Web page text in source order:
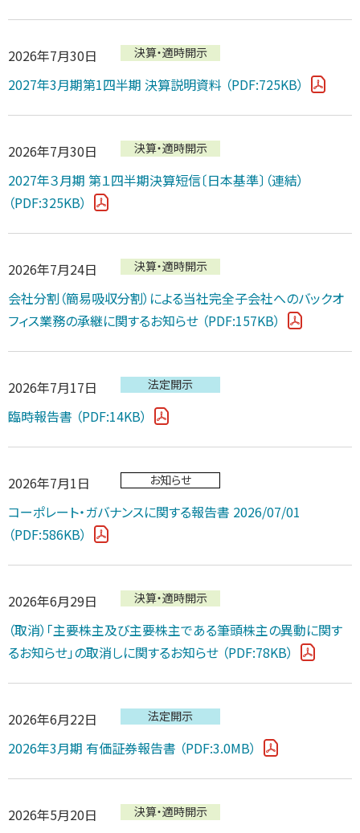
2026年7月30日 決算・適時開示
2027年3月期第1四半期 決算説明資料 （PDF:725KB）
2026年7月30日 決算・適時開示
2027年３月期 第１四半期決算短信〔日本基準〕（連結）
（PDF:325KB）
2026年7月24日 決算・適時開示
会社分割（簡易吸収分割）による当社完全子会社へのバックオ
フィス業務の承継に関するお知らせ （PDF:157KB）
2026年7月17日 法定開示
臨時報告書 （PDF:14KB）
2026年7月1日 お知らせ
コーポレート・ガバナンスに関する報告書 2026/07/01
（PDF:586KB）
2026年6月29日 決算・適時開示
（取消）「主要株主及び主要株主である筆頭株主の異動に関す
るお知らせ」の取消しに関するお知らせ （PDF:78KB）
2026年6月22日 法定開示
2026年3月期 有価証券報告書 （PDF:3.0MB）
2026年5月20日 決算・適時開示